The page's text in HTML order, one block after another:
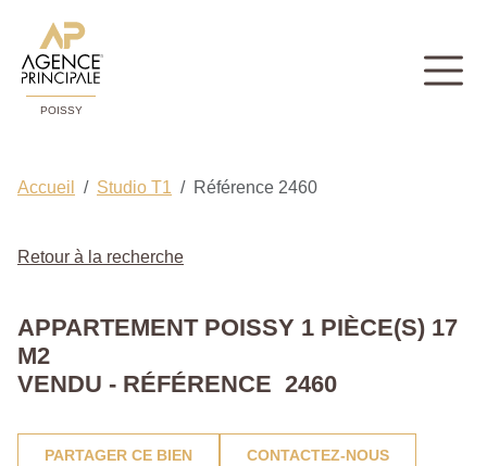
POISSY
Accueil Studio T1 Référence 2460
Retour à la recherche
APPARTEMENT POISSY 1 PIÈCE(S) 17
M2
VENDU - RÉFÉRENCE 2460
PARTAGER CE BIEN CONTACTEZ-NOUS